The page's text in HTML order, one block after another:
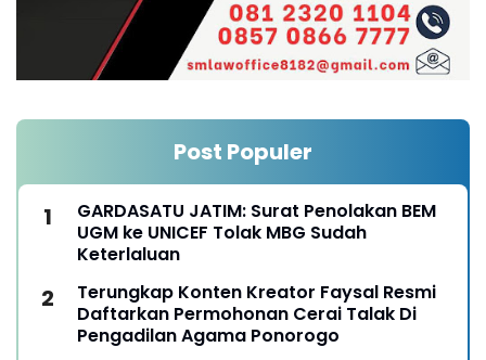
Post Populer
GARDASATU JATIM: Surat Penolakan BEM
UGM ke UNICEF Tolak MBG Sudah
Keterlaluan
Terungkap Konten Kreator Faysal Resmi
Daftarkan Permohonan Cerai Talak Di
Pengadilan Agama Ponorogo